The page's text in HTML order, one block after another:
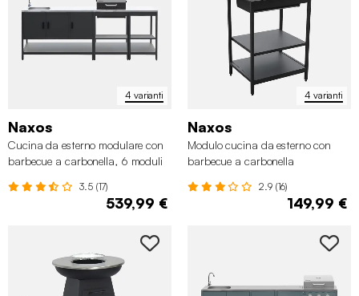
4 varianti
Naxos
Cucina da esterno modulare con
barbecue a carbonella, 6 moduli
3.5 (17)
539,99 €
4 varianti
Naxos
Modulo cucina da esterno con
barbecue a carbonella
2.9 (16)
149,99 €